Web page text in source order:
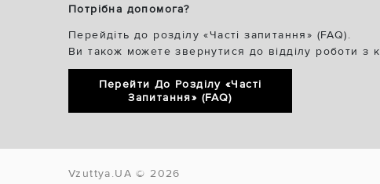
Потрібна допомога?
Перейдіть до розділу «Часті запитання» (FAQ).
Ви також можете звернутися до відділу роботи з
Перейти До Розділу «Часті
Запитання» (FAQ)
Vzuttya.UA © 2026